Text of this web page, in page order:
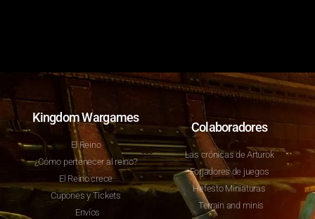
Kingdom Wargames
El Reino
¿Cómo pertenecer al reino?
El Reino crece
Cupones y Tickets
Envíos
Colaboradores
Las crónicas de Arturok
Forjadores de juegos
Hefesto Miniaturas
Terrain and minis